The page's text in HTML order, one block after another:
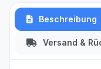
Beschreibung
Versand &